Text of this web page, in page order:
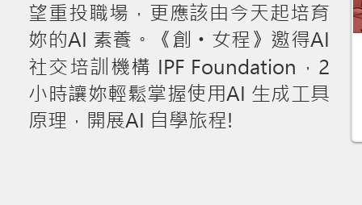
望重投職場，更應該由今天起培育
妳的AI 素養。《創 ・ 女程》邀得AI
社交培訓機構 IPF Foundation，2
小時讓妳輕鬆掌握使用AI 生成工具
原理，開展AI 自學旅程!